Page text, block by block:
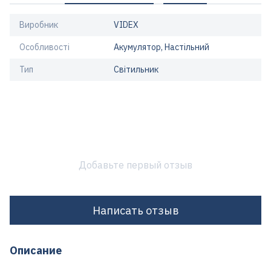
Виробник VIDEX
Особливості Акумулятор, Настільний
Тип Світильник
Добавьте первый отзыв
Написать отзыв
Описание